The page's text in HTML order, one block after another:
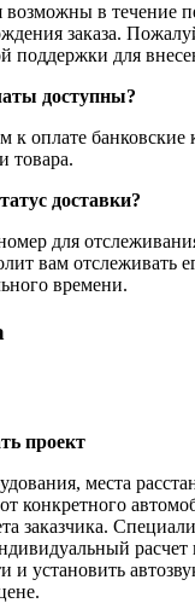
возможны в течение
заказа.
поддержки для
доступны?
оплате банковские
товара.
доставки?
для
вам отслеживать
времени.
проект
места
от конкретного
заказчика.
расчет
и установить